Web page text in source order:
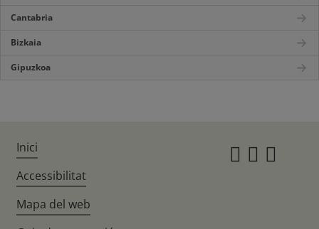
Cantabria
Bizkaia
Gipuzkoa
Inici
Accessibilitat
Mapa del web